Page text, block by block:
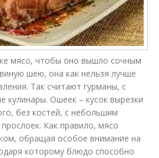
мясо, чтобы оно вышло сочным
шею, она как нельзя лучше
Так считают гурманы, с
кулинары. Ошеек – кусок вырезки
без костей, с небольшим
Как правило, мясо
обращая особое внимание на
которому блюдо способно